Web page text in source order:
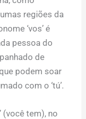
regiões da
‘vos’ é
pessoa do
de
podem soar
com o ‘tú’.
(você tem), no